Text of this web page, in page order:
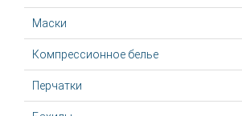
Маски
Компрессионное белье
Перчатки